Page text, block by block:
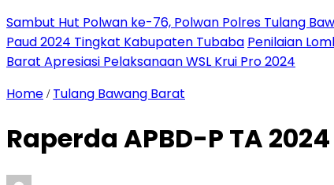
Sambut Hut Polwan ke-76, Polwan Polres Tulang
Paud 2024 Tingkat Kabupaten Tubaba Penilaian
Barat Apresiasi Pelaksanaan WSL Krui Pro 2024
Home / Tulang Bawang Barat
Raperda APBD-P TA